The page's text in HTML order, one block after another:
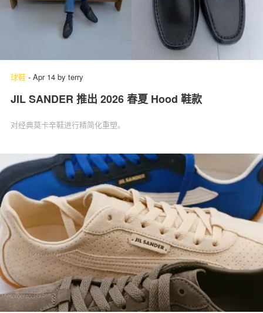
球鞋 - Apr 14 by terry
JIL SANDER 推出 2026 春夏 Hood 鞋款
对经典莫卡辛鞋进行精简化重塑。